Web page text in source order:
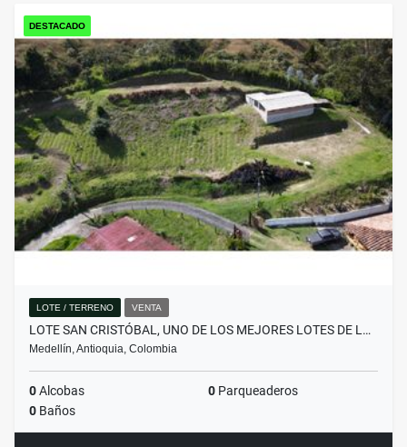
DESTACADO
LOTE / TERRENO VENTA
LOTE SAN CRISTÓBAL, UNO DE LOS MEJORES LOTES DE L…
Medellín, Antioquia, Colombia
0Alcobas 0 Parqueaderos
0 Baños